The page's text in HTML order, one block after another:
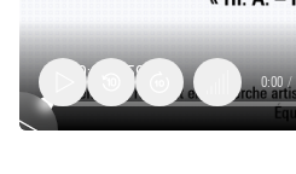
0:00 /